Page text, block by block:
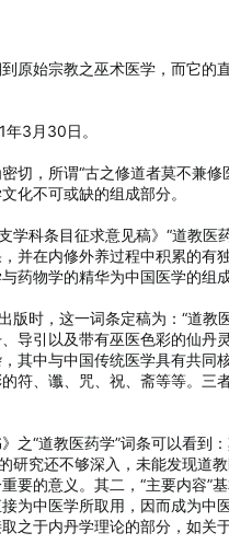
原始宗教之巫术医学，而它
3月30日。
切，所谓“古之修道者莫不兼
化不可或缺的组成部分。
学科条目征求意见稿》“道教医
并在内修外养过程中积累的
药物学的精华为中国医学的组
版时，这一词条定稿为：“道
导引以及带有巫医色彩的仙丹
其中与中国传统医学具有共
符、谶、咒、祝、斋等等。
之“道教医药学”词条可以看到
研究还不够深入，未能发现道
要的意义。其二，“主要内容”
为中医学所取用，因而成为
之于内丹学理论的部分，如关